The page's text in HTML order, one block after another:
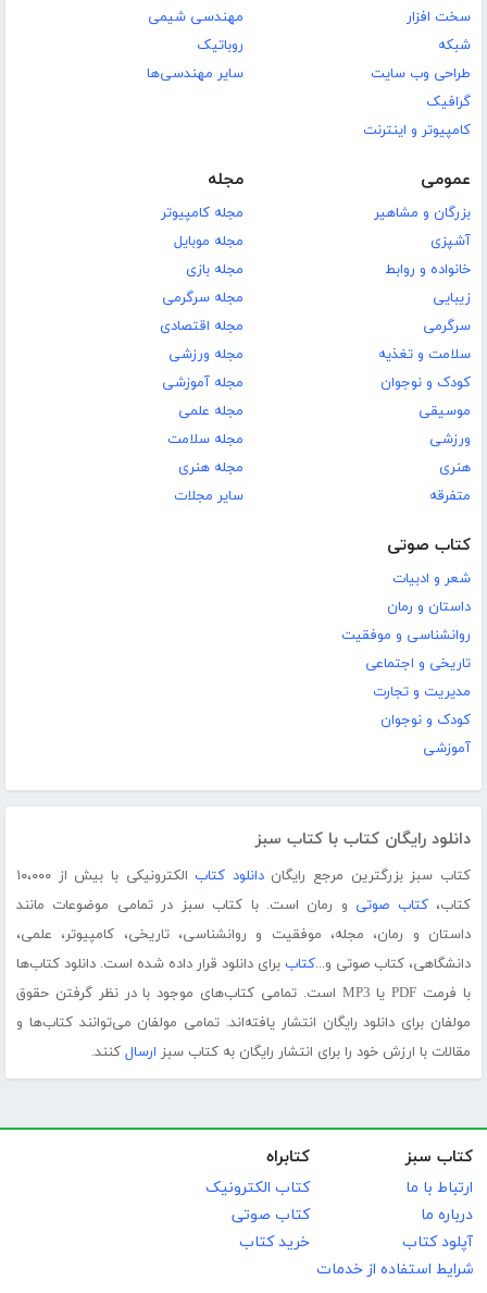
سخت افزار
شبکه
طراحی وب سایت
گرافیک
کامپیوتر و اینترنت
مهندسی شیمی
روباتیک
سایر مهندسی‌ها
عمومی
بزرگان و مشاهیر
آشپزی
خانواده و روابط
زیبایی
سرگرمی
سلامت و تغذیه
کودک و نوجوان
موسیقی
ورزشی
هنری
متفرقه
مجله
مجله کامپیوتر
مجله موبایل
مجله بازی
مجله سرگرمی
مجله اقتصادی
مجله ورزشی
مجله آموزشی
مجله علمی
مجله سلامت
مجله هنری
سایر مجلات
کتاب صوتی
شعر و ادبیات
داستان و رمان
روانشناسی و موفقیت
تاریخی و اجتماعی
مدیریت و تجارت
کودک و نوجوان
آموزشی
دانلود رایگان کتاب با کتاب سبز
کتاب سبز بزرگترین مرجع رایگاندانلود کتاب
الکترونیکی با بیش از ۱۰،۰۰۰
کتاب،کتاب صوتی و رمان است. با کتاب سبز در تمامی موضوعات مانند
داستان و رمان، مجله، موفقیت و روانشناسی، تاریخی، کامپیوتر، علمی،
دانشگاهی، کتاب صوتی و...کتاب برای دانلود قرار داده شده است. دانلود کتاب‌ها
با فرمت PDF یا MP3 است. تمامی کتاب‌های موجود با در نظر گرفتن حقوق
مولفان برای دانلود رایگان انتشار یافته‌اند. تمامی مولفان می‌توانند کتاب‌ها و
مقالات با ارزش خود را برای انتشار رایگان به کتاب سبز ارسال کنند.
کتاب سبز
ارتباط با ما
درباره ما
آپلود کتاب
شرایط استفاده از خدمات
کتابراه
کتاب الکترونیک
کتاب صوتی
خرید کتاب